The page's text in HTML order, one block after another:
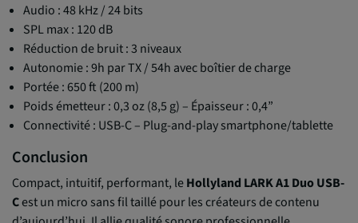
Audio : 48 kHz / 24 bits
SPL max : 120 dB
Réduction de bruit : 3 niveaux
Autonomie : 9h par TX / 54h avec boîtier de charge
Portée : 650 ft (200 m)
Poids émetteur : 0,3 oz (8,5 g) – Épaisseur : 0,4”
Connectivité : USB-C – Plug-and-play smartphone/tablette
Conclusion
Compact, intuitif, performant, leHollyland LARK A1 Duo USB-
Cest un micro sans fil taillé pour les créateurs de contenu